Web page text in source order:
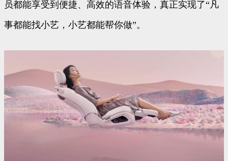
员都能享受到便捷、高效的语音体验，真正实现了“凡
事都能找小艺，小艺都能帮你做”。